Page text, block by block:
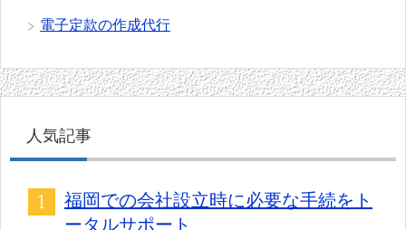
電子定款の作成代行
人気記事
福岡での会社設立時に必要な手続をト
ータルサポート